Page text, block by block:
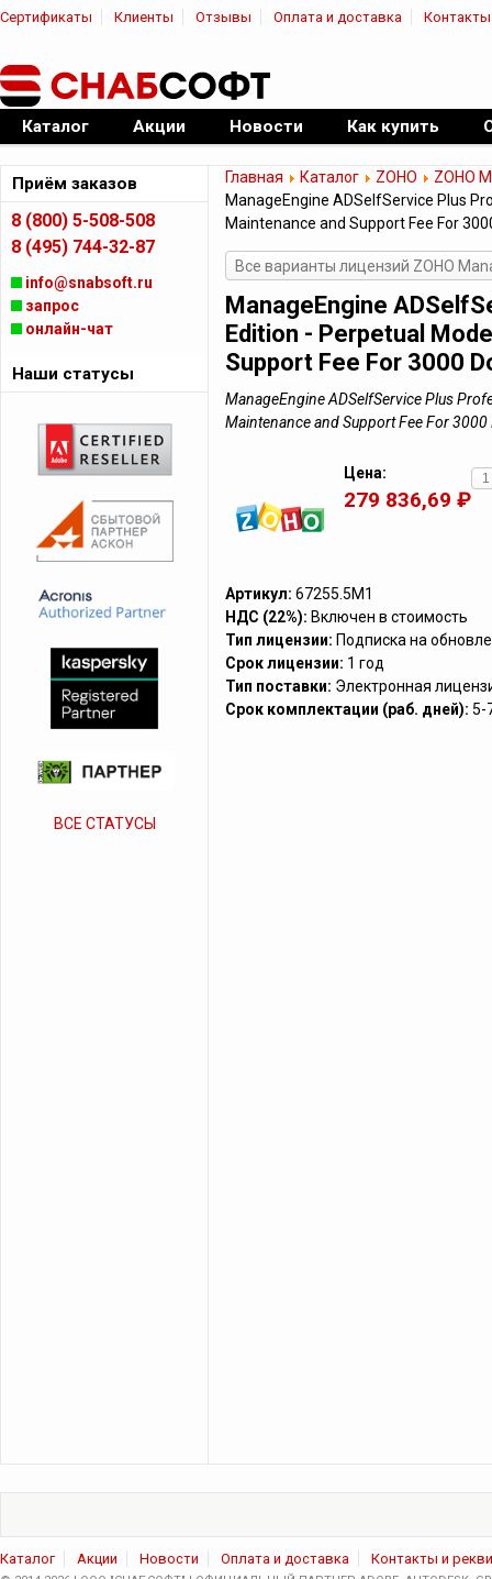
Сертификаты Клиенты Отзывы Оплата и доставка Контакты
Официальный дилер ПО
Каталог Акции Новости Как купить
Главная Каталог ZOHO
ZOHO
ManageEngine ADSelfService Plus
Maintenance and Support Fee For
Все варианты лицензий ZOHO
ManageEngine
Edition - Perpetual
Support Fee For 3000
ManageEngine ADSelfService Plus
Maintenance and Support Fee For
Цена:
279 836,69 ₽
Артикул: 67255.5M1
НДС (22%): Включен в стоимость
Тип лицензии: Подписка на
Срок лицензии: 1 год
Тип поставки: Электронная
Срок комплектации (раб. дней): 5-
Приём заказов
8 (800) 5-508-508
8 (495) 744-32-87
info@snabsoft.ru
запрос
онлайн-чат
Наши статусы
ВСЕ СТАТУСЫ
Каталог Акции Новости Оплата и доставка Контакты и